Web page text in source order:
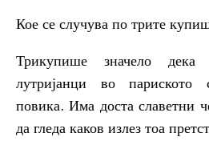
Кое се случува по трите
Трикупише значело
лутријанци во
повика. Има доста славетни
да гледа каков излез тоа